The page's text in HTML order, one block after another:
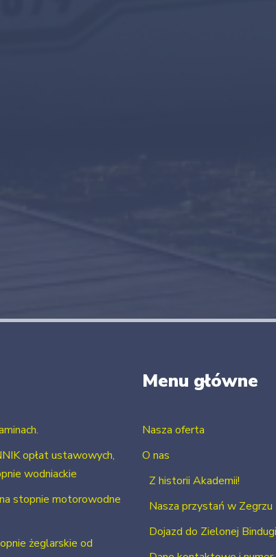
opłat ustawowych,
wodniackie
stopnie motorowodne
żeglarskie od
Menu główne
Nasza oferta
O nas
Z historii Akademii!
Nasza przystań w Zegrzu
Dojazd do Zielonej